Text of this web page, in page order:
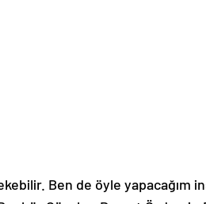
Ben de öyle yapacağım